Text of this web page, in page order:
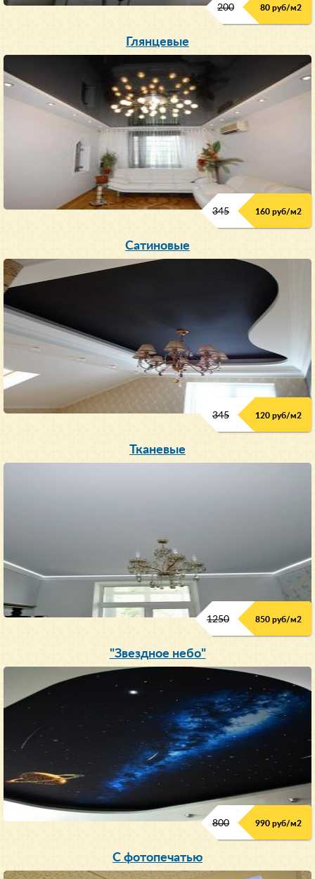
200 80 руб/м2
Глянцевые
345 160 руб/м2
Сатиновые
345 120 руб/м2
Тканевые
1250 850 руб/м2
"Звездное небо"
800 990 руб/м2
С фотопечатью